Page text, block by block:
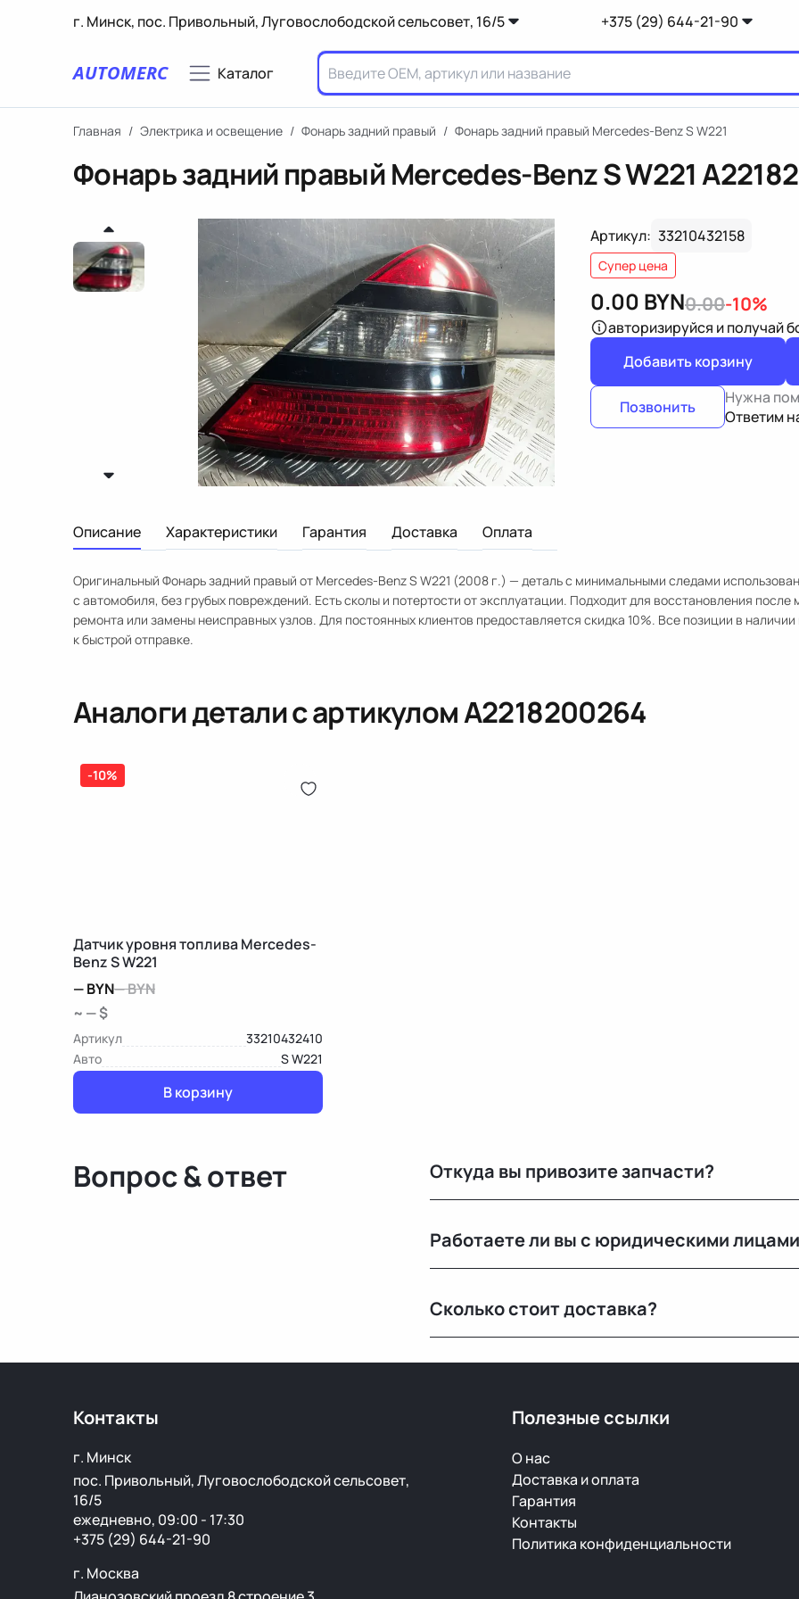
г. Минск, пос. Привольный, Луговослободской сельсовет, 16/5 +375 (29) 644-21-90
AUTOMERC Каталог
Главная / Электрика и освещение / Фонарь задний правый / Фонарь задний правый Mercedes-Benz S W221
Фонарь задний правый Mercedes-Benz S W221
Артикул: 33210432158
Супер цена
0.00 BYN0.00-10%
авторизируйся и получай
Добавить корзину
Позвонить
Нужна
Ответим
Описание Характеристики Гарантия Доставка Оплата
Оригинальный Фонарь задний правый от Mercedes-Benz S W221 (2008 г.) — деталь с минимальными следами
с автомобиля, без грубых повреждений. Есть сколы и потертости от эксплуатации. Подходит для восстановления после
ремонта или замены неисправных узлов. Для постоянных клиентов предоставляется скидка 10%. Все позиции в наличии
к быстрой отправке.
Аналоги детали с артикуломA2218200264
-10%
Датчик уровня топлива Mercedes-
Benz S W221
—BYN—BYN
~ — $
Артикул
33210432410
Авто
S W221
В корзину
Вопрос & ответ Откуда вы привозите запчасти?
странах. Все детали проходят визуальный осмотр и
Работаете ли вы с юридическими
Сколько стоит доставка?
Контакты
г. Минск
пос. Привольный, Луговослободской сельсовет,
16/5
ежедневно, 09:00 - 17:30
+375 (29) 644-21-90
г. Москва
Полезные ссылки
О нас
Доставка и оплата
Гарантия
Контакты
Политика конфиденциальности